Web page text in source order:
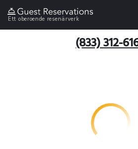
Ett oberoende resenärverk
(833) 312-